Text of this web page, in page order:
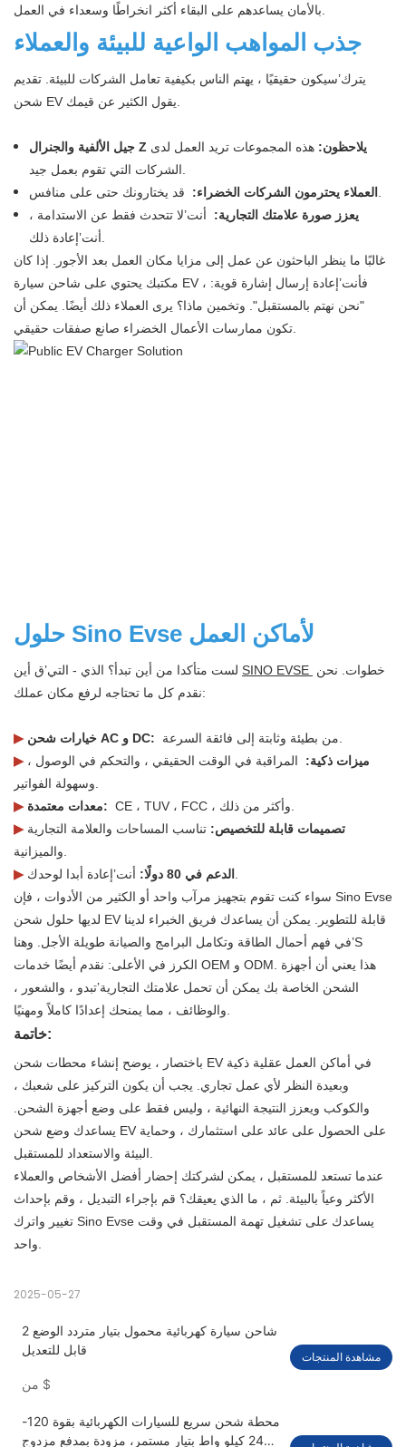
جذب المواهب الواعية للبيئة والعملاء
يترك’سيكون حقيقيًا ، يهتم الناس بكيفية تعامل الشركات للبيئة. تقديم
جيل الألفية والجنرال Z يلاحظون:هذه المجموعات تريد العمل لدى
العملاء يحترمون الشركات الخضراء:
يعزز صورة علامتك التجارية:
أنت’لا تتحدث فقط عن الاستدامة ،
غالبًا ما ينظر الباحثون عن عمل إلى مزايا مكان العمل بعد الأجور. إذا كان
مكتبك يحتوي على شاحن سيارة EV ، فأنت’إعادة إرسال إشارة قوية:
"نحن نهتم بالمستقبل". وتخمين ماذا؟ يرى العملاء ذلك أيضًا. يمكن أن
حلول Sino Evse لأماكن العمل
SINO EVSE
نقدم كل ما تحتاجه لرفع مكان عملك:
▶ خيارات شحن AC و DC:
▶
ميزات ذكية:
المراقبة في الوقت الحقيقي ، والتحكم في الوصول ،
▶
معدات معتمدة:
▶
تصميمات قابلة للتخصيص: تناسب المساحات والعلامة التجارية
▶
الدعم في 80 دولًا:
سواء كنت تقوم بتجهيز مرآب واحد أو الكثير من الأدوات ، فإن Sino Evse
لديها حلول شحن EV قابلة للتطوير. يمكن أن يساعدك فريق الخبراء لدينا
في فهم أحمال الطاقة وتكامل البرامج والصيانة طويلة الأجل. وهنا’S
الكرز في الأعلى: نقدم أيضًا خدمات OEM و ODM. هذا يعني أن أجهزة
الشحن الخاصة بك يمكن أن تحمل علامتك التجارية’تبدو ، والشعور ،
خاتمة:
باختصار ، يوضح إنشاء محطات شحن EV في أماكن العمل عقلية ذكية
وبعيدة النظر لأي عمل تجاري. يجب أن يكون التركيز على شعبك ،
والكوكب ويعزز النتيجة النهائية ، وليس فقط على وضع أجهزة الشحن.
يساعدك وضع شحن EV على الحصول على عائد على استثمارك ، وحماية
عندما تستعد للمستقبل ، يمكن لشركتك إحضار أفضل الأشخاص والعملاء
الأكثر وعياً بالبيئة. ثم ، ما الذي يعيقك؟ قم بإجراء التبديل ، وقم بإحداث
تغيير واترك Sino Evse يساعدك على تشغيل تهمة المستقبل في وقت
2025-05-27
شاحن سيارة كهربائية محمول بتيار متردد الوضع 2
قابل للتعديل
$
مشاهدة المنتجات
محطة شحن سريع للسيارات الكهربائية بقوة 120-
240 كيلو واط بتيار مستمر، مزودة بمدفع مزدوج